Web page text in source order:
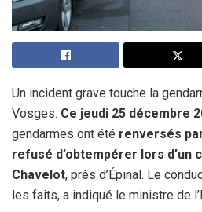
Un incident grave touche la
Vosges. Ce jeudi 25 décembre
gendarmes ont été renversés
refusé d’obtempérer lors d’un
Chavelot, près d’Épinal. Le
les faits, a indiqué le ministre de